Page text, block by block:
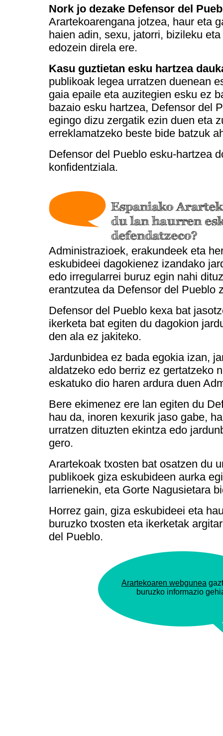
Nork jo dezake Defensor del
Arartekoarengana jotzea, haur eta
haien adin, sexu, jatorri, bizileku
edozein direla ere.
Kasu guztietan esku hartzea
publikoak legea urratzen duenean
gaia epaile eta auzitegien esku ez
bazaio esku hartzea, Defensor del
egingo dizu zergatik ezin duen eta
erreklamatzeko beste bide batzuk
Defensor del Pueblo esku-hartzea
konfidentziala.
Espaniako
du lan haurren
defendatzeco?
Administrazioek, erakundeek eta
eskubideei dagokienez izandako
edo irregularrei buruz egin nahi
erantzutea da Defensor del Pueblo
Defensor del Pueblo kexa bat
ikerketa bat egiten du dagokion
den ala ez jakiteko.
Jardunbidea ez bada egokia izan,
aldatzeko edo berriz ez gertatzeko
eskatuko dio haren ardura duen
Bere ekimenez ere lan egiten du
hau da, inoren kexurik jaso gabe,
urratzen dituzten ekintza edo
gero.
Arartekoak txosten bat osatzen du
publikoek giza eskubideen aurka
larrienekin, eta Gorte Nagusietara
Horrez gain, giza eskubideei eta
buruzko txosten eta ikerketak
del Pueblo.
Arartekoaren webgunea
buruzko informazio